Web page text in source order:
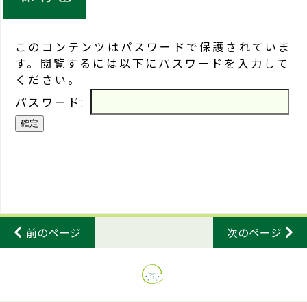
このコンテンツはパスワードで保護されていま
す。閲覧するには以下にパスワードを入力して
ください。
パスワード:
前のページ 次のページ